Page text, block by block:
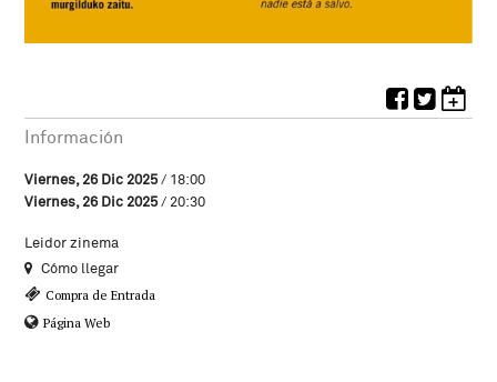
Información
Viernes, 26 Dic 2025/ 18:00
Viernes, 26 Dic 2025/ 20:30
Leidor zinema
Cómo llegar
Compra de Entrada
Página Web